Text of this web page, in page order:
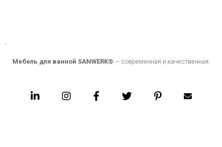
.
Мебель для ванной SANWERK® —современная и качественная.